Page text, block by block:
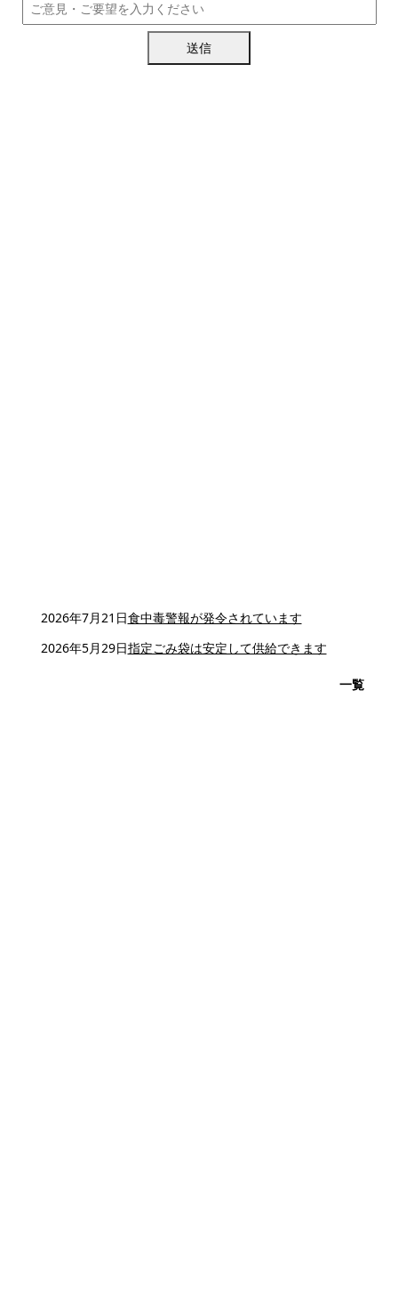
送信
2026年7月21日食中毒警報が発令されています
2026年5月29日指定ごみ袋は安定して供給できます
一覧